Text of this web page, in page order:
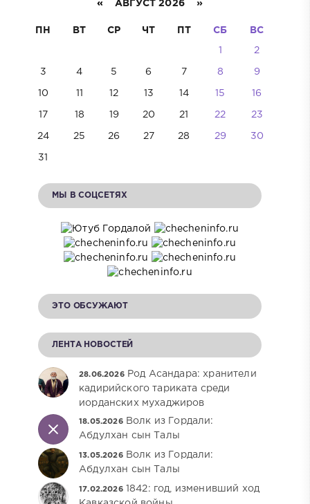
« АВГУСТ 2026 »
ПН ВТ СР ЧТ ПТ СБ ВС
1 2
3 4 5 6 7 8 9
10 11 12 13 14 15 16
17 18 19 20 21 22 23
24 25 26 27 28 29 30
31
МЫ В СОЦСЕТЯХ
ЭТО ОБСУЖАЮТ
ЛЕНТА НОВОСТЕЙ
28.06.2026
Род Асандара: хранители
кадирийского тариката среди
иорданских мухаджиров
18.05.2026
Волк из Гордали:
Абдулхан сын Талы
13.05.2026
Волк из Гордали:
Абдулхан сын Талы
17.02.2026 1842: год, изменивший ход